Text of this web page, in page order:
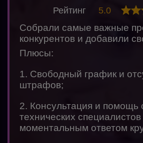
Собрали самые важные
конкурентов и добавили
Плюсы:
1. Свободный график и
штрафов;
2. Консультация и помощь
технических специалистов
моментальным ответом
Рейтинг 5.0